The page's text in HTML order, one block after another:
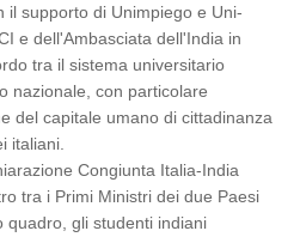
il supporto di Unimpiego e Uni-
e dell'Ambasciata dell'India in
tra il sistema universitario
nazionale, con particolare
del capitale umano di cittadinanza
italiani.
Congiunta Italia-India
tra i Primi Ministri dei due Paesi
quadro, gli studenti indiani